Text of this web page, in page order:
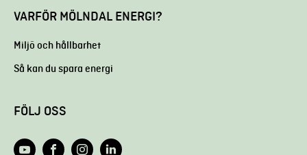
VARFÖR MÖLNDAL ENERGI?
Miljö och hållbarhet
Så kan du spara energi
FÖLJ OSS